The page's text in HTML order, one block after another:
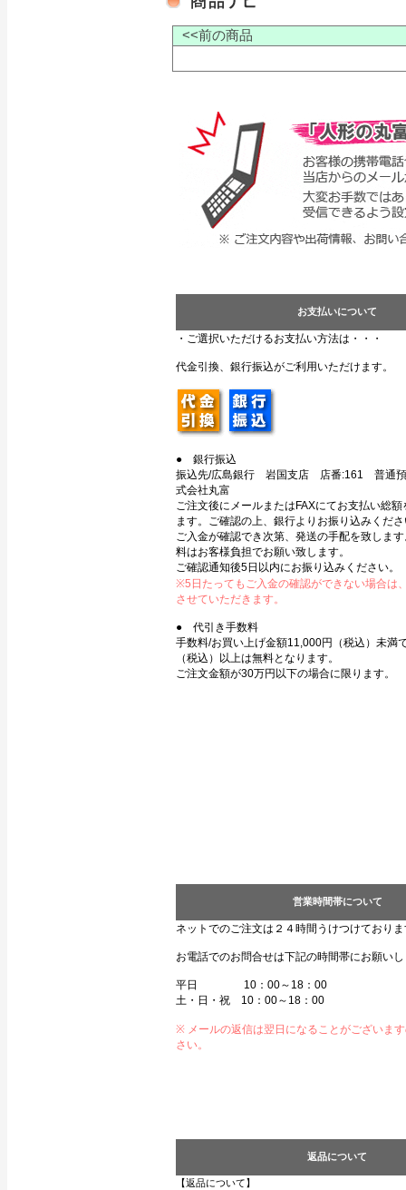
<<前の商品
お支払いについて
・ご選択いただけるお支払い方法は・・・
代金引換、銀行振込がご利用いただけます。
● 銀行振込
振込先/広島銀行 岩国支店 店番:161 普通
式会社丸富
ご注文後にメールまたはFAXにてお支払い総
ます。ご確認の上、銀行よりお振り込みくだ
ご入金が確認でき次第、発送の手配を致しま
料はお客様負担でお願い致します。
ご確認通知後5日以内にお振り込みください。
※5日たってもご入金の確認ができない場合は
させていただきます。
● 代引き手数料
手数料/お買い上げ金額11,000円（税込）未満
（税込）以上は無料となります。
ご注文金額が30万円以下の場合に限ります。
営業時間帯について
ネットでのご注文は２４時間うけつけており
お電話でのお問合せは下記の時間帯にお願い
平日 10：00～18：00
土・日・祝 10：00～18：00
※ メールの返信は翌日になることがございま
さい。
返品について
【返品について】